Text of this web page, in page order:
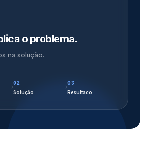
o problema.
na solução.
02
Solução
03
Resultado